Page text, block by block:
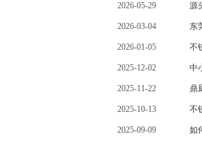
2026-05-29 源
2026-03-04 东
2026-01-05 不
2025-12-02 中
2025-11-22 鼎
2025-10-13 不
2025-09-09 如